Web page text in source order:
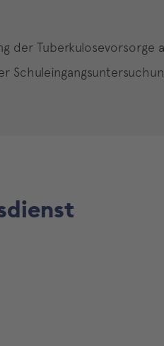
der Tuberkulosevorsorge